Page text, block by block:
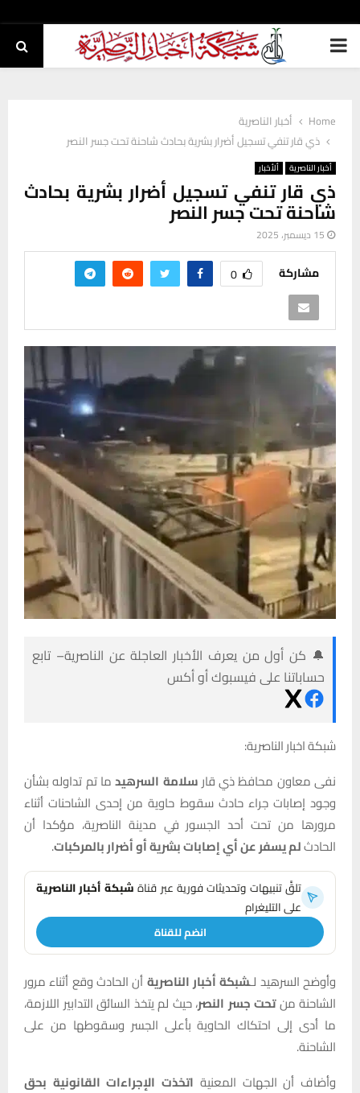
PRIMARY
Home
أخبار الناصرية
ذي قار تنفي تسجيل أضرار بشرية بحادث شاحنة تحت جسر النصر
أخبار الناصرية ألأخبار
ذي قار تنفي تسجيل أضرار بشرية بحادث
شاحنة تحت جسر النصر
15 ديسمبر، 2025
مشاركة 0
🔔 كن أول من يعرف الأخبار العاجلة عن الناصرية– تابع
حساباتنا على فيسبوك أو أكس
شبكة اخبار الناصرية:
نفى معاون محافظ ذي قارسلامة السرهيدما تم تداوله بشأن
وجود إصابات جراء حادث سقوط حاوية من إحدى الشاحنات أثناء
مرورها من تحت أحد الجسور في مدينة الناصرية، مؤكدا أن
الحادثلم يسفر عن أي إصابات بشرية أو أضرار بالمركبات.
تلقَّ تنبيهات وتحديثات فورية عبر قناةشبكة أخبار الناصرية
على التليغرام
انضم للقناة
وأوضح السرهيد لـشبكة أخبار الناصريةأن الحادث وقع أثناء مرور
الشاحنة منتحت جسر النصر، حيث لم يتخذ السائق التدابير اللازمة،
ما أدى إلى احتكاك الحاوية بأعلى الجسر وسقوطها من على
الشاحنة.
وأضاف أن الجهات المعنية اتخذت الإجراءات القانونية بحق